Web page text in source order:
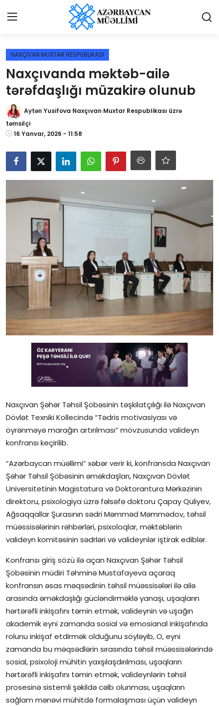
Giriş Qeydiyyat
Qəzetə elan ver
Haqqımızda
Biz kimik?
Bütün xəbərlər
Gündəlik
Təhsil
Müsahibə
Elm və innovasiya
Təhlil
Reportaj
Pedaqogika
Regionlar
Qəzetin PDF arxivi
Dünya
NAXÇIVAN MUXTAR RESPUBLİKASI
Naxçıvanda məktəb-ailə
tərəfdaşlığı müzakirə olunub
Aytən Yusifova Naxçıvan Muxtar Respublikası üzrə
təmsilçi
16 Yanvar, 2026 - 11:58
Naxçıvan Şəhər Təhsil Şöbəsinin təşkilatçılığı ilə Naxçıvan
Dövlət Texniki Kollecində “Tədris motivasiyası və
öyrənməyə marağın artırılması” mövzusunda valideyn
konfransı keçirilib.
“Azərbaycan müəllimi” xəbər verir ki, konfransda Naxçıvan
Şəhər Təhsil Şöbəsinin əməkdaşları, Naxçıvan Dövlət
Universitetinin Magistatura və Doktorantura Mərkəzinin
direktoru, psixologiya üzrə fəlsəfə doktoru Çapay Quliyev,
Ağsaqqallar Şurasının sədri Məmməd Məmmədov, təhsil
müəssisələrinin rəhbərləri, psixoloqlar, məktəblərin
valideyn komitəsinin sədrləri və valideynlər iştirak ediblər.
Konfransı giriş sözü ilə açan Naxçıvan Şəhər Təhsil
Şöbəsinin müdiri Təhminə Mustafayeva açaraq
konfransın əsas məqsədinin təhsil müəssisələri ilə ailə
arasında əməkdaşlığı gücləndirməklə yanaşı, uşaqların
hərtərəfli inkişafını təmin etmək, valideynin və uşağın
akademik eyni zamanda sosial və emosianal inkişafında
rolunu inkişaf etdirmək olduğunu söyləyib, O, eyni
zamanda bu məqsədlərin sırasında təhsil müəssisələrində
sosial, psixoloji mühitin yaxşılaşdırılması, uşaqların
hərtərəfli inkişafını təmin etmək, valideynlərin təhsil
prosesinə sistemli şəkildə cəlb olunması, uşaqların
sağlam mənəvi mühitdə formalaşması üçün valideyn